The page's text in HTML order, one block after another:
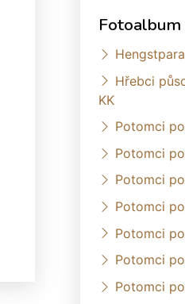
Fotoalbum
Hřebci
KK
Potomci
Potomci
Potomci
Potomci
Potomci
Potomci
Potomci